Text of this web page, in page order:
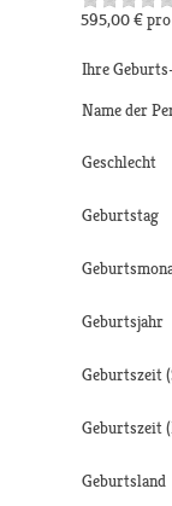
595,00 €
Ihre
Name der
Geschlecht
Geburtstag
Geburtsjahr
Geburtszeit
Geburtszeit
Geburtsland